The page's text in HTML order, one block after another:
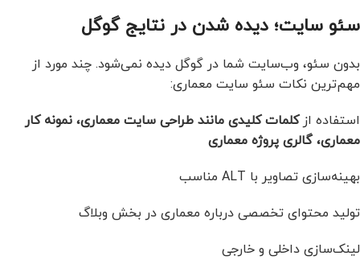
سئو سایت؛ دیده شدن در نتایج گوگل
بدون سئو، وب‌سایت شما در گوگل دیده نمی‌شود. چند مورد از
مهم‌ترین نکات سئو سایت معماری:
استفاده ازکلمات کلیدی مانند طراحی سایت معماری، نمونه کار
معماری، گالری پروژه معماری
بهینه‌سازی تصاویر با ALT مناسب
تولید محتوای تخصصی درباره معماری در بخش وبلاگ
لینک‌سازی داخلی و خارجی